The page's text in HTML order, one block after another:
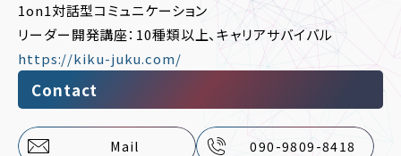
1on1対話型コミュニケーション
リーダー開発講座：10種類以上、キャリアサバイバル
https://kiku-juku.com/
Contact
Mail 090-9809-8418